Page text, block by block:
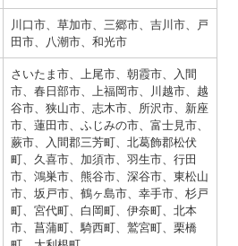
川口市、草加市、三郷市、吉川市、戸
田市、八潮市、和光市
さいたま市、上尾市、朝霞市、入間
市、春日部市、上福岡市、川越市、越
谷市、狭山市、志木市、所沢市、新座
市、蓮田市、ふじみの市、富士見市、
蕨市、入間郡三芳町、北葛飾郡松伏
町、久喜市、加須市、羽生市、行田
市、鴻巣市、熊谷市、深谷市、東松山
市、坂戸市、鶴ヶ島市、幸手市、杉戸
町、宮代町、白岡町、伊奈町、北本
市、菖蒲町、騎西町、鷲宮町、栗橋